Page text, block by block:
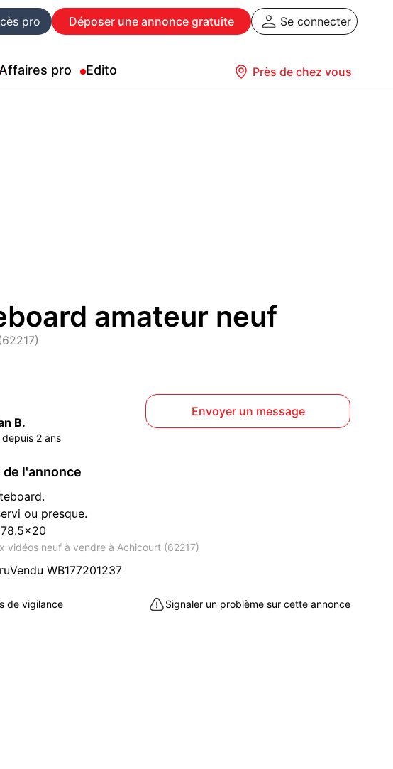
pro Déposer une annonce gratuite Se connecter
Affaires pro Edito Près de chez vous
amateur neuf
B.
2 ans
Envoyer un message
l'annonce
ou presque.
vidéos neuf à vendre à Achicourt (62217)
WB177201237
de vigilance Signaler un problème sur cette annonce